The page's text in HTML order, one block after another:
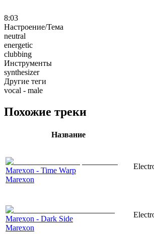
8:03
Настроение/Тема
neutral
energetic
clubbing
Инструменты
synthesizer
Другие теги
vocal - male
Похожие треки
Название
Marexon - Time Warp
Marexon
Marexon - Dark Side
Marexon